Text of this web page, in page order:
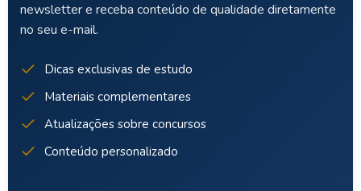
newsletter e receba conteúdo de qualidade diretamente
no seu e-mail.
Dicas exclusivas de estudo
Materiais complementares
Atualizações sobre concursos
Conteúdo personalizado